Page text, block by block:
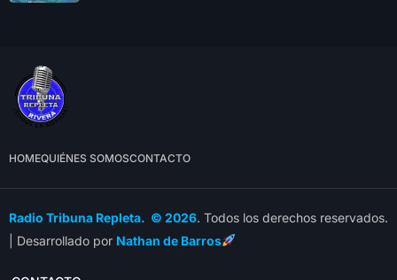
HOMEQUIÉNES SOMOSCONTACTO
Radio Tribuna Repleta. © 2026. Todos los derechos reservados.
| Desarrollado por Nathan de Barros